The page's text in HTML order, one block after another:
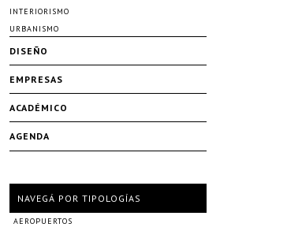
INTERIORISMO
URBANISMO
DISEÑO
EMPRESAS
ACADÉMICO
AGENDA
NAVEGÁ POR TIPOLOGÍAS
AEROPUERTOS